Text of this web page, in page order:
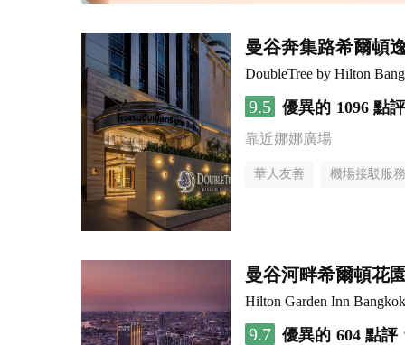
曼谷奔集路希爾頓
DoubleTree by Hilton
9.5 優異的 1096 點評
靠近娜娜廣場
華人友善 機場接駁服務
曼谷河畔希爾頓花
Hilton Garden Inn
9.7 優異的 604 點評